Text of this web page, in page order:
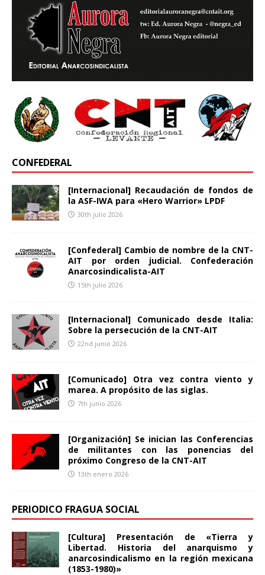
CONFEDERAL
[Internacional] Recaudación de fondos de
la ASF-IWA para «Hero Warrior» LPDF
30th julio 2026
[Confederal] Cambio de nombre de la CNT-
AIT por orden judicial. Confederación
Anarcosindicalista-AIT
15th julio 2026
[Internacional] Comunicado desde Italia:
Sobre la persecución de la CNT-AIT
22nd junio 2026
[Comunicado] Otra vez contra viento y
marea. A propósito de las siglas.
7th junio 2026
[Organización] Se inician las Conferencias
de militantes con las ponencias del
próximo Congreso de la CNT-AIT
13th enero 2026
PERIODICO FRAGUA SOCIAL
[Cultura] Presentación de «Tierra y
Libertad. Historia del anarquismo y
anarcosindicalismo en la región mexicana
(1853-1980)»